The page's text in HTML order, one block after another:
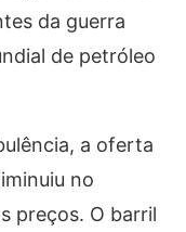
da guerra
de petróleo
a oferta
no
preços. O barril